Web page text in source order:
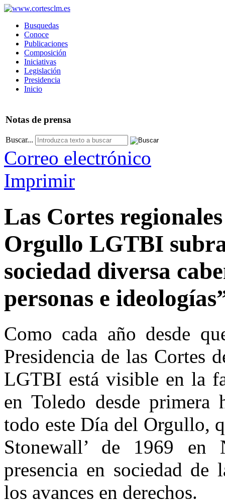
Busquedas
Conoce
Publicaciones
Composición
Iniciativas
Legislación
Presidencia
Inicio
Notas de prensa
Buscar...
Correo electrónico
Imprimir
Las Cortes
Orgullo LGTBI
sociedad diversa
personas e
Como cada año desde
Presidencia de las Cortes
LGTBI está visible en la
en Toledo desde primera
todo este Día del Orgullo,
Stonewall’ de 1969
presencia en sociedad
los avances en derechos.